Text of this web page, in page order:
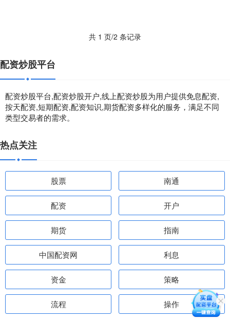
共 1 页/2 条记录
配资炒股平台
配资炒股平台,配资炒股开户,线上配资炒股为用户提供免息配资,
按天配资,短期配资,配资知识,期货配资多样化的服务，满足不同
类型交易者的需求。
热点关注
股票 南通
配资 开户
期货 指南
中国配资网 利息
资金 策略
流程 操作